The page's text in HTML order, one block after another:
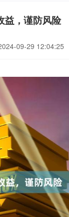
益，谨防风险
09-29 12:04:25